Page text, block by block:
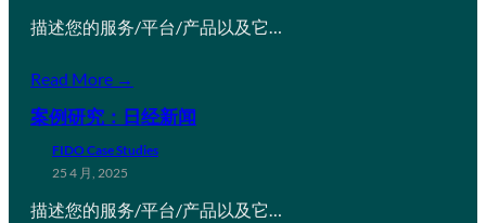
描述您的服务/平台/产品以及它…
Read More →
案例研究：日经新闻
FIDO Case Studies
25 4 月, 2025
描述您的服务/平台/产品以及它…